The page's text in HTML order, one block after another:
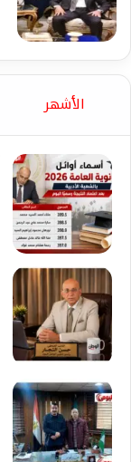
الأشهر